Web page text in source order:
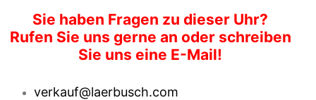
Sie haben Fragen zu dieser Uhr?
Rufen Sie uns gerne an oder schreiben
Sie uns eine E-Mail!
verkauf@laerbusch.com